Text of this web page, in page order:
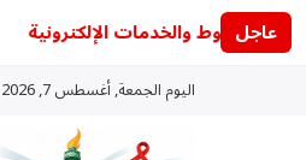
عاجل
اليوم الجمعة, أغسطس 7, 2026